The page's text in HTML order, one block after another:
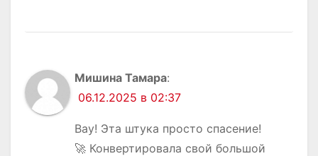
Мишина Тамара:
06.12.2025 в 02:37
Вау! Эта штука просто спасение!
🚀 Конвертировала свой большой